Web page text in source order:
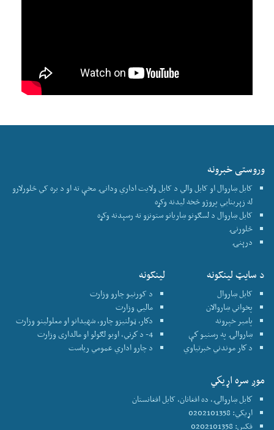
وروستی خبرونه
کابل ښاروال او کابل والي د کابل ولایت اداري ودانۍ مخې ته او د بره کي څلورلارو
له زېربنايي پروژو څخه لیدنه وکړه
کابل ښاروال د لسګونو ښاریانو ستونزو ته رسېدنه وکړه
څلورنۍ
درېنۍ
د سایټ لینکونه
کابل ښاروال
پخواني ښاروالان
پامير خپرونه
ښاروالۍ په رسنيو كې
د كار موندني خبرتياوي
لینکونه
د کورنیو چارو وزارت
ماليي وزارت
دكار، ټولنيزو چارو، شهيدانو او معلولينو وزارت
4- د كرني، اوبو لګولو او مالداری وزارت
د چارو اداري عمومي رياست
موږ سره اړيكي
كابل ښاروالۍ، ده افغانان، کابل افغانستان
اړیکي: 0202101358
فکس: 0202101358